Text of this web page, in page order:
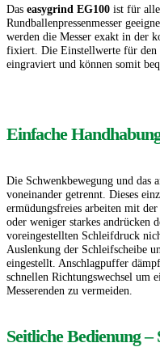
Das easygrind EG100 ist für
Rundballenpressenmesser
werden die Messer exakt in der
fixiert. Die Einstellwerte für den
eingraviert und können somit
Einfache
Die Schwenkbewegung und das
voneinander getrennt. Dieses
ermüdungsfreies arbeiten mit der
oder weniger starkes andrücken
voreingestellten Schleifdruck
Auslenkung der Schleifscheibe
eingestellt. Anschlagpuffer
schnellen Richtungswechsel um
Messerenden zu vermeiden.
Seitliche Bedienung –